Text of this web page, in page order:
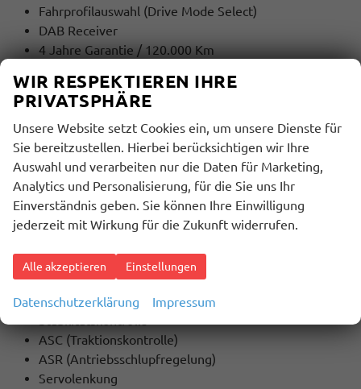
Fahrprofilauswahl (Drive Mode Select)
DAB Receiver
4 Jahre Garantie / 120.000 Km
MULTIMEDIA UND KOMMUNIKATION:
Bordcomputer
Radio
Freisprecheinrichtung
Induktions-Ladestation
Bluetooth
USB Anschluss
Touchscreen
SICHERHEIT:
ABS
ESP
ASC (Traktionskontrolle)
ASR (Antriebsschlupfregelung)
Servolenkung
WIR RESPEKTIEREN IHRE
PRIVATSPHÄRE
Unsere Website setzt Cookies ein, um unsere Dienste für
Sie bereitzustellen. Hierbei berücksichtigen wir Ihre
Auswahl und verarbeiten nur die Daten für Marketing,
Analytics und Personalisierung, für die Sie uns Ihr
Einverständnis geben. Sie können Ihre Einwilligung
jederzeit mit Wirkung für die Zukunft widerrufen.
Alle akzeptieren Einstellungen
Datenschutzerklärung Impressum